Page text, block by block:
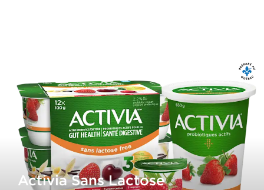
Activia Sans Lactose